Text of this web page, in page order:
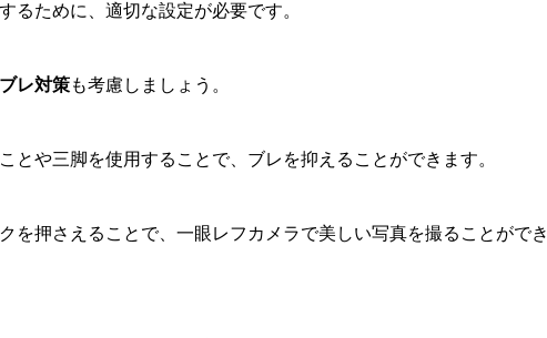
るために、適切な設定が必要です。
レ対策も考慮しましょう。
とや三脚を使用することで、ブレを抑えることができます。
を押さえることで、一眼レフカメラで美しい写真を撮ることができ